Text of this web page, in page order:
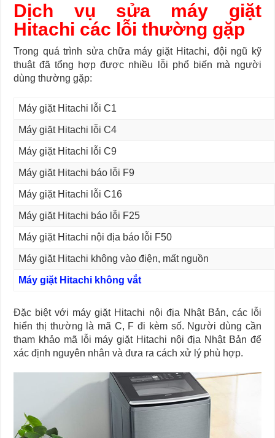
Dịch vụ sửa máy giặt
Hitachi các lỗi thường gặp
Trong quá trình sửa chữa máy giặt Hitachi, đội ngũ kỹ
thuật đã tổng hợp được nhiều lỗi phổ biến mà người
dùng thường gặp:
Máy giặt Hitachi lỗi C1
Máy giặt Hitachi lỗi C4
Máy giặt Hitachi lỗi C9
Máy giặt Hitachi báo lỗi F9
Máy giặt Hitachi lỗi C16
Máy giặt Hitachi báo lỗi F25
Máy giặt Hitachi nội địa báo lỗi F50
Máy giặt Hitachi không vào điện, mất nguồn
Máy giặt Hitachi không vắt
Đặc biệt với máy giặt Hitachi nội địa Nhật Bản, các lỗi
hiển thị thường là mã C, F đi kèm số. Người dùng cần
tham khảo mã lỗi máy giặt Hitachi nội địa Nhật Bản để
xác định nguyên nhân và đưa ra cách xử lý phù hợp.